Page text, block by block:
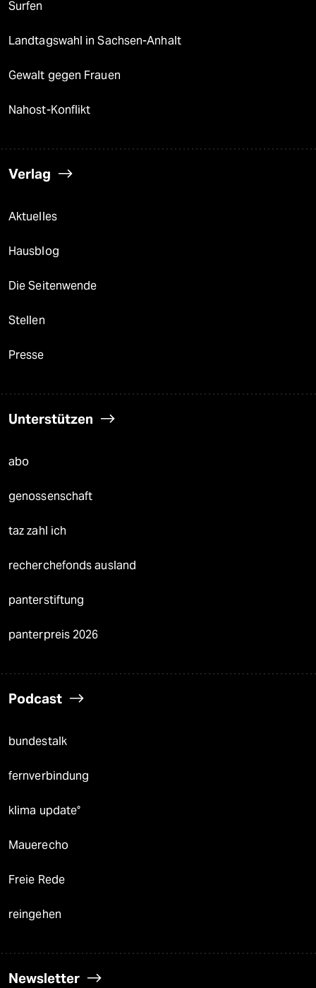
Surfen
Landtagswahl in Sachsen-Anhalt
Gewalt gegen Frauen
Nahost-Konflikt
Verlag
Aktuelles
Hausblog
Die Seitenwende
Stellen
Presse
Unterstützen
abo
genossenschaft
taz zahl ich
recherchefonds ausland
panterstiftung
panterpreis 2026
Podcast
bundestalk
fernverbindung
klima update°
Mauerecho
Freie Rede
reingehen
Newsletter